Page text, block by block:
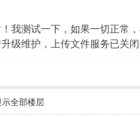
我测试一下，如果一切正常，
级维护，上传文件服务已关
示全部楼层